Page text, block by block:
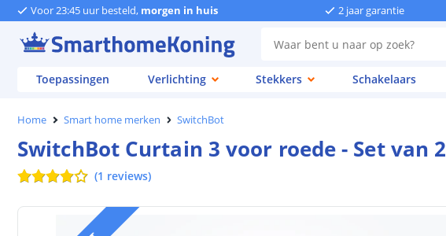
Voor 23:45 uur besteld, morgen in huis 2 jaar garantie
Toepassingen Verlichting Stekkers Schakelaars
Home Smart home merken SwitchBot
SwitchBot Curtain 3 voor roede - Set van 2
(1 reviews)